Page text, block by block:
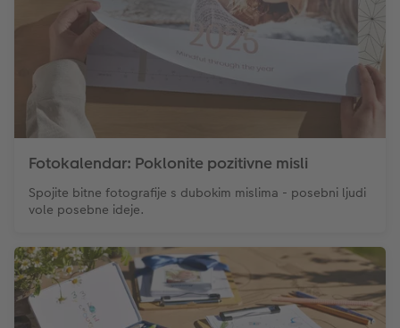
Fotokalendar: Poklonite pozitivne misli
Spojite bitne fotografije s dubokim mislima - posebni ljudi
vole posebne ideje.